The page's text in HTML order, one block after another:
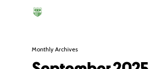
Monthly Archives